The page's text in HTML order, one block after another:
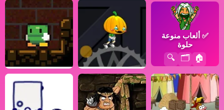
✅ ألعاب منوعة
حلوة
🏠
🗂️
🔍